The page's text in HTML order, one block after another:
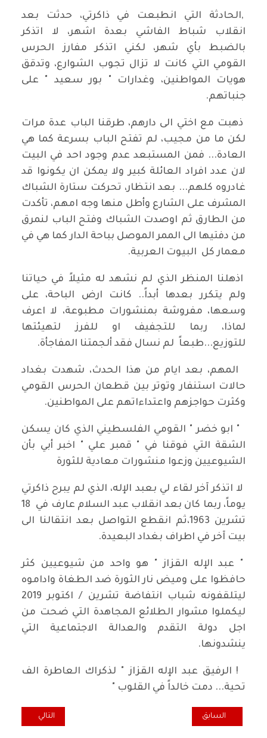
,الحادثة التي انطبعت في ذاكرتي، حدثت بعد
انقلاب شباط الفاشي بعدة اشهر، لا اتذكر
بالضبط بأي شهر، لكني اتذكر مفارز الحرس
القومي التي كانت لا تزال تجوب الشوارع، وتدقق
هويات المواطنين، وغدارات " بور سعيد " على
جنباتهم.
ذهبت مع اختي الى دارهم، طرقنا الباب عدة مرات
لكن ما من مجيب، لم تفتح الباب بسرعة كما هي
العادة... فمن المستبعد عدم وجود احد في البيت
لان عدد افراد العائلة كبير ولا يمكن ان يكونوا قد
غادروه كلهم... بعد انتظار، تحركت ستارة الشباك
المشرف على الشارع وأطل منها وجه امهم، تأكدت
من الطارق ثم اوصدت الشباك وفتح الباب لنمرق
من دفتيها الى الممر الموصل بباحة الدار كما هي في
معمار كل البيوت العربية.
اذهلنا المنظر الذي لم نشهد له مثيلاً في حياتنا
ولم يتكرر بعدها أبداً.. كانت ارض الباحة، على
وسعها، مفروشة بمنشورات مطبوعة، لا اعرف
لماذا، ربما للتجفيف او للفرز لتهيئتها
للتوزيع...طبعاً لم نسال فقد ألجمتنا المفاجأة.
المهم، بعد ايام من هذا الحدث، شهدت بغداد
حالات استنفار وتوتر بين قطعان الحرس القومي
وكثرت حواجزهم واعتداءاتهم على المواطنين.
" ابو خضر " القومي الفلسطيني الذي كان يسكن
الشقة التي فوقنا في " قمبر علي " اخبر أبي بأن
الشيوعيين وزعوا منشورات معادية للثورة
لا اتذكر آخر لقاء لي بعبد الإله، الذي لم يبرح ذاكرتي
يوماً، ربما كان بعد انقلاب عبد السلام عارف في 18
تشرين 1963،ثم انقطع التواصل بعد انتقالنا الى
بيت آخر في اطراف بغداد البعيدة.
" عبد الإله القزاز " هو واحد من شيوعيين كثر
حافظوا على وميض نار الثورة ضد الطغاة واداموه
ليتلقفونه شباب انتفاضة تشرين / اكتوبر 2019
ليكملوا مشوار الطلائع المجاهدة التي ضحت من
اجل دولة التقدم والعدالة الاجتماعية التي
ينشدونها.
! الرفيق عبد الإله القزاز " لذكراك العاطرة الف
تحية... دمت خالداً في القلوب "
المقال السابق: احتفالية يوم الشهيد الشيوعي العراقي في كولون
السابق المقال التالي:
التالي